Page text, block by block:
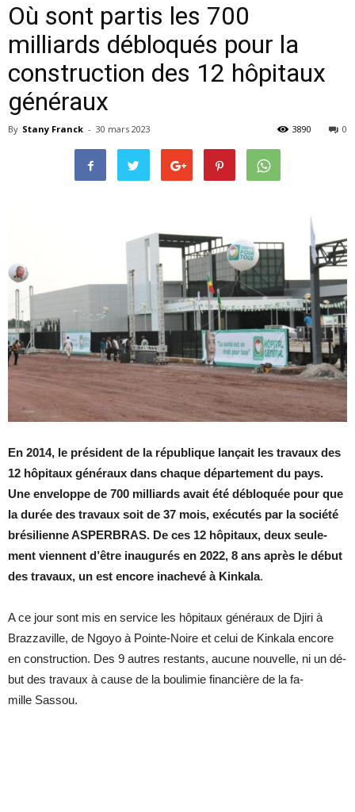
Où sont partis les 700
milliards débloqués pour la
construction des 12 hôpitaux
généraux
By Stany Franck - 30 mars 2023 0
3890
En 2014, le pré­sident de la ré­pu­blique lan­çait les tra­vaux des
12 hô­pi­taux gé­né­raux dans chaque dé­par­te­ment du pays.
Une en­ve­loppe de 700 mil­liards avait été dé­blo­quée pour que
la du­rée des tra­vaux soit de 37 mois, exé­cu­tés par la so­ciété
bré­si­lienne AS­PER­BRAS. De ces 12 hô­pi­taux, deux seule­
ment viennent d’être inau­gu­rés en 2022, 8 ans après le dé­but
des tra­vaux, un est en­core in­achevé à Kin­kala.
A ce jour sont mis en ser­vice les hô­pi­taux gé­né­raux de Djiri à
Braz­za­ville, de Ngoyo à Pointe-Noire et ce­lui de Kin­kala en­core
en construc­tion. Des 9 autres res­tants, au­cune nou­velle, ni un dé­
but des tra­vaux à cause de la bou­li­mie fi­nan­cière de la fa­
mille Sas­sou.